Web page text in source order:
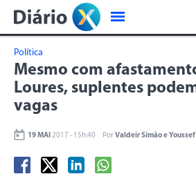
Política
Mesmo com
Loures, suplentes
vagas
19 MAI 2017 - 15h:40 PorValdeir Simão e